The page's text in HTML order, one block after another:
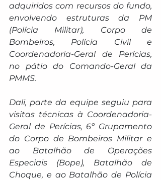
adquiridos com recursos do fundo,
envolvendo estruturas da PM
(Polícia Militar), Corpo de
Bombeiros, Polícia Civil e
Coordenadoria-Geral de Perícias,
no pátio do Comando-Geral da
PMMS.
Dali, parte da equipe seguiu para
visitas técnicas à Coordenadoria-
Geral de Perícias, 6º Grupamento
do Corpo de Bombeiros Militar e
ao Batalhão de Operações
Especiais (Bope), Batalhão de
Choque, e ao Batalhão de Polícia